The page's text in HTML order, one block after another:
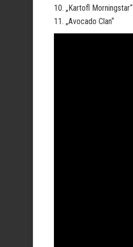
10. „Kartofl Morningstar“
11. „Avocado Clan“